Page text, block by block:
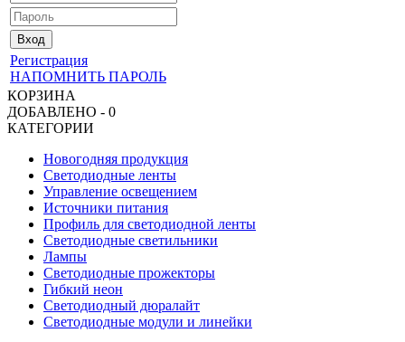
Регистрация
НАПОМНИТЬ ПАРОЛЬ
КОРЗИНА
ДОБАВЛЕНО - 0
КАТЕГОРИИ
Новогодняя продукция
Светодиодные ленты
Управление освещением
Источники питания
Профиль для светодиодной ленты
Светодиодные светильники
Лампы
Светодиодные прожекторы
Гибкий неон
Светодиодный дюралайт
Светодиодные модули и линейки